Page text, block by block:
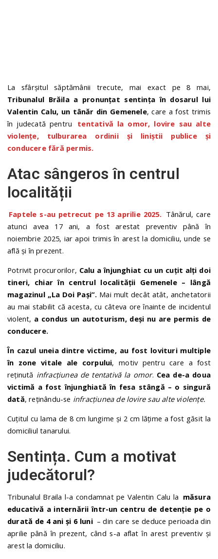
La sfârșitul săptămânii trecute, mai exact pe 8 mai,
Tribunalul Brăila a pronunțat sentința în dosarul lui
Valentin Calu, un tânăr din Gemenele, care a fost trimis
în judecată pentru
tentativă la omor, lovire sau alte
violențe, tulburarea ordinii și liniștii publice și
conducere fără permis.
Atac sângeros în centrul
localității
Faptele s-au petrecut pe 13 aprilie 2025. Tânărul, care
atunci avea 17 ani, a fost arestat preventiv până în
noiembrie 2025, iar apoi trimis în arest la domiciliu, unde se
află și în prezent.
Potrivit procurorilor, Calu a înjunghiat cu un cuțit alți doi
tineri, chiar în centrul localității Gemenele – lângă
magazinul „La Doi Pași”. Mai mult decât atât, anchetatorii
au mai stabilit că acesta, cu câteva ore înainte de incidentul
violent, a condus un autoturism, deși nu are permis de
conducere.
În cazul uneia dintre victime, au fost lovituri multiple
în zone vitale ale corpului, motiv pentru care a fost
reținută infracțiunea de tentativă la omor. Cea de-a doua
victimă a fost înjunghiată în fesa stângă – o singură
dată, reținându-se infracțiunea de lovire sau alte violențe.
Cuţitul cu lama de 8 cm lungime şi 2 cm lăţime a fost găsit la
domiciliul tanarului.
Sentința. Cum a motivat
judecătorul?
Tribunalul Braila l-a condamnat pe Valentin Calu la măsura
educativă a internării într-un centru de detenţie pe o
durată de 4 ani şi 6 luni – din care se deduce perioada din
aprilie până în prezent, când s-a aflat în arest preventiv și
arest la domiciliu.